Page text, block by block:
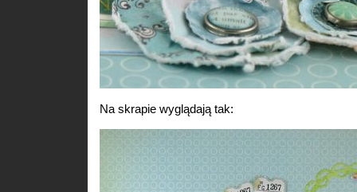
Na skrapie wyglądają tak: